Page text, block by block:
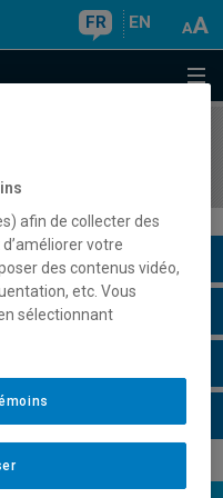
FR EN
afin de collecter des
votre
des contenus vidéo,
etc. Vous
sélectionnant